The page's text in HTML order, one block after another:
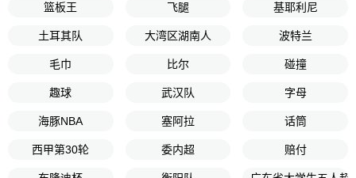
篮板王 飞腿 基耶利尼
土耳其队 大湾区湖南人 波特兰
毛巾 比尔 碰撞
趣球 武汉队 字母
海豚NBA 塞阿拉 话筒
西甲第30轮 委内超 赔付